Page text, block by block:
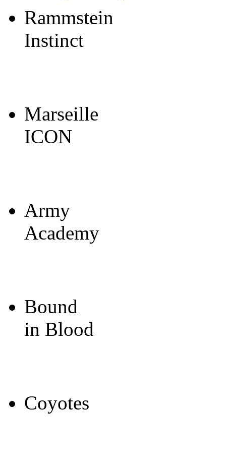
Rammstein
Instinct
Marseille
ICON
Army
Academy
Bound
in Blood
Coyotes